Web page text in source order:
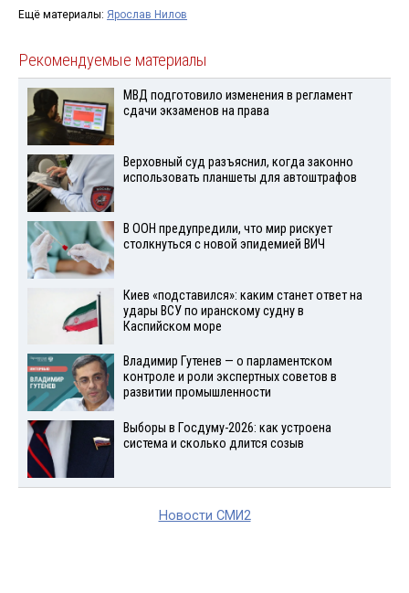
Ещё материалы: Ярослав Нилов
Рекомендуемые материалы
МВД подготовило изменения в регламент
сдачи экзаменов на права
Верховный суд разъяснил, когда законно
использовать планшеты для автоштрафов
В ООН предупредили, что мир рискует
столкнуться с новой эпидемией ВИЧ
Киев «подставился»: каким станет ответ на
удары ВСУ по иранскому судну в
Каспийском море
Владимир Гутенев — о парламентском
контроле и роли экспертных советов в
развитии промышленности
Выборы в Госдуму-2026: как устроена
система и сколько длится созыв
Новости СМИ2